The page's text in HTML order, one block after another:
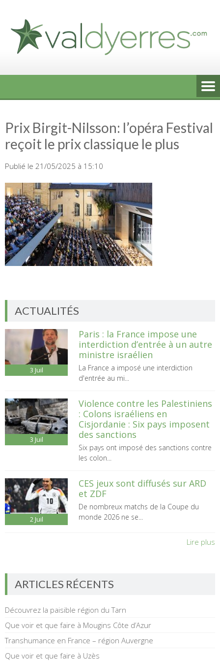
content
Prix ​​Birgit-Nilsson: l’opéra Festival
reçoit le prix classique le plus
Publié le 21/05/2025 à 15:10
ACTUALITÉS
3 Juil
Paris : la France impose une
interdiction d’entrée à un autre
ministre israélien
La France a imposé une interdiction
d'entrée au mi...
3 Juil
Violence contre les Palestiniens
: Colons israéliens en
Cisjordanie : Six pays imposent
des sanctions
Six pays ont imposé des sanctions contre
les colon...
2 Juil
CES jeux sont diffusés sur ARD
et ZDF
De nombreux matchs de la Coupe du
monde 2026 ne se...
Lire plus
ARTICLES RÉCENTS
Découvrez la paisible région du Tarn
Que voir et que faire à Mougins Côte d’Azur
Transhumance en France – région Auvergne
Que voir et que faire à Uzès